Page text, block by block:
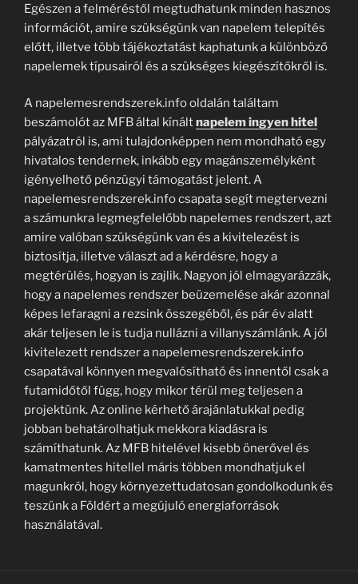
Egészen a felméréstől megtudhatunk minden hasznos
információt, amire szükségünk van napelem telepítés
előtt, illetve több tájékoztatást kaphatunk a különböző
napelemek típusairól és a szükséges kiegészítőkről is.
A napelemesrendszerek.info oldalán találtam
beszámolót az MFB által kínáltnapelem ingyen hitel
pályázatról is, ami tulajdonképpen nem mondható egy
hivatalos tendernek, inkább egy magánszemélyként
igényelhető pénzügyi támogatást jelent. A
napelemesrendszerek.info csapata segít megtervezni
a számunkra legmegfelelőbb napelemes rendszert, azt
amire valóban szükségünk van és a kivitelezést is
biztosítja, illetve választ ad a kérdésre, hogy a
megtérülés, hogyan is zajlik. Nagyon jól elmagyarázzák,
hogy a napelemes rendszer beüzemelése akár azonnal
képes lefaragni a rezsink összegéből, és pár év alatt
akár teljesen le is tudja nullázni a villanyszámlánk. A jól
kivitelezett rendszer a napelemesrendszerek.info
csapatával könnyen megvalósítható és innentől csak a
futamidőtől függ, hogy mikor térül meg teljesen a
projektünk. Az online kérhető árajánlatukkal pedig
jobban behatárolhatjuk mekkora kiadásra is
számíthatunk. Az MFB hitelével kisebb önerővel és
kamatmentes hitellel máris többen mondhatjuk el
magunkról, hogy környezettudatosan gondolkodunk és
teszünk a Földért a megújuló energiaforrások
használatával.